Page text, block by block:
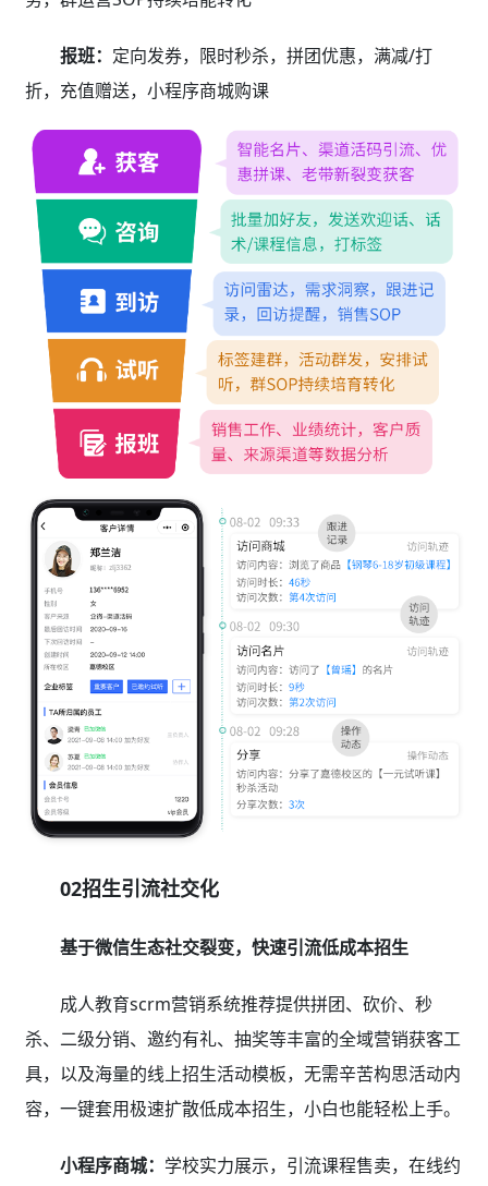
报班： 定向发券，限时秒杀，拼团优惠，满减/打
折，充值赠送，小程序商城购课
02招生引流社交化
基于微信生态社交裂变，快速引流低成本招生
成人教育scrm营销系统推荐提供拼团、砍价、秒
杀、二级分销、邀约有礼、抽奖等丰富的全域营销获客工
具，以及海量的线上招生活动模板，无需辛苦构思活动内
容，一键套用极速扩散低成本招生，小白也能轻松上手。
小程序商城： 学校实力展示，引流课程售卖，在线约